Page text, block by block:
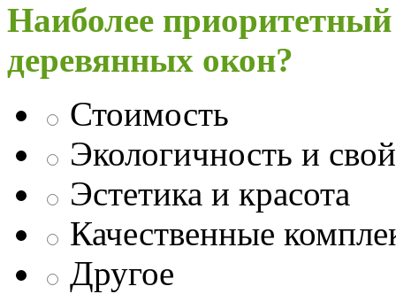
Наиболее
деревянных окон?
Стоимость
Экологичность и
Эстетика и красота
Качественные
Другое